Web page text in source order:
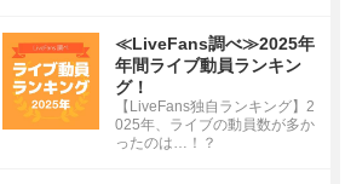
≪LiveFans調べ≫2025年
年間ライブ動員ランキン
グ！
【LiveFans独自ランキング】2
025年、ライブの動員数が多か
ったのは…！？